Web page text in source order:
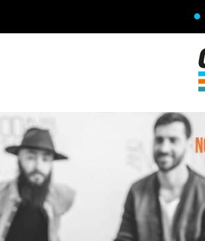
L'AGGLO' RECRUTE